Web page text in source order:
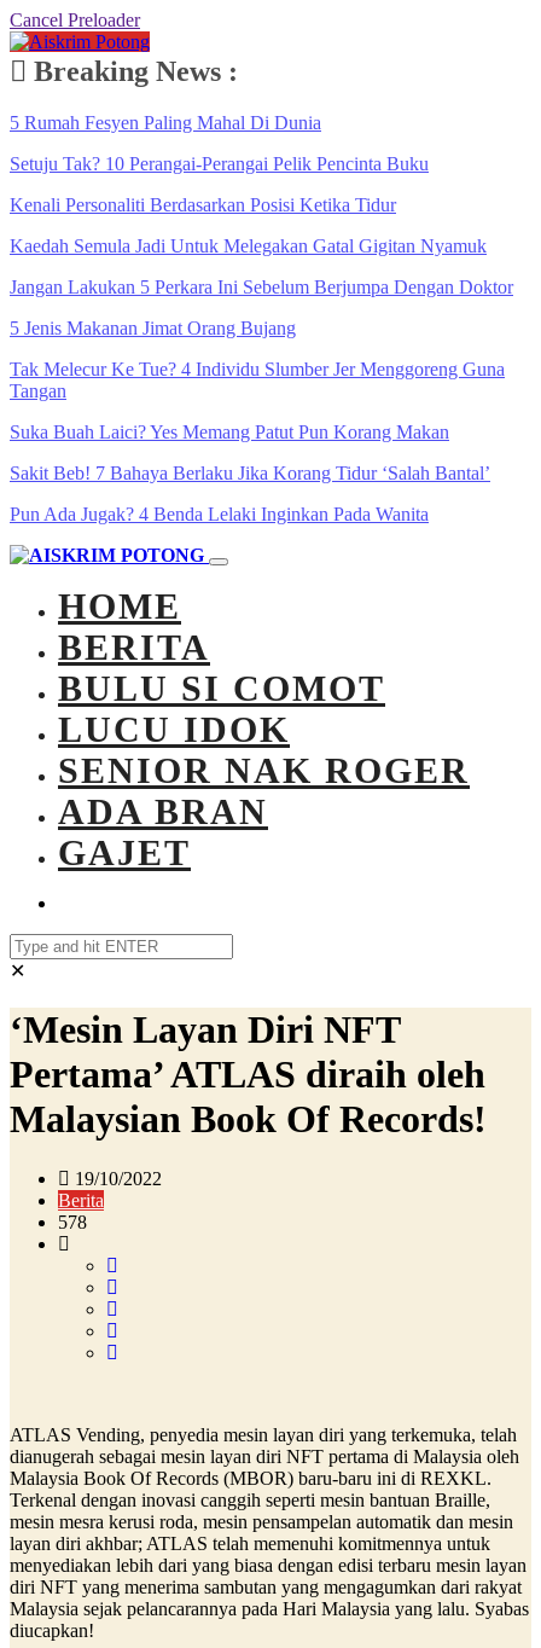
Cancel Preloader
Breaking News :
5 Rumah Fesyen Paling Mahal Di Dunia
Setuju Tak? 10 Perangai-Perangai Pelik Pencinta Buku
Kenali Personaliti Berdasarkan Posisi Ketika Tidur
Kaedah Semula Jadi Untuk Melegakan Gatal Gigitan Nyamuk
Jangan Lakukan 5 Perkara Ini Sebelum Berjumpa Dengan Doktor
5 Jenis Makanan Jimat Orang Bujang
Tak Melecur Ke Tue? 4 Individu Slumber Jer Menggoreng Guna
Tangan
Suka Buah Laici? Yes Memang Patut Pun Korang Makan
Sakit Beb! 7 Bahaya Berlaku Jika Korang Tidur ‘Salah Bantal’
Pun Ada Jugak? 4 Benda Lelaki Inginkan Pada Wanita
HOME
BERITA
BULU SI COMOT
LUCU IDOK
SENIOR NAK ROGER
ADA BRAN
GAJET
✕
‘Mesin Layan Diri NFT
Pertama’ ATLAS diraih oleh
Malaysian Book Of Records!
19/10/2022
Berita
578
ATLAS Vending, penyedia mesin layan diri yang terkemuka, telah
dianugerah sebagai mesin layan diri NFT pertama di Malaysia oleh
Malaysia Book Of Records (MBOR) baru-baru ini di REXKL.
Terkenal dengan inovasi canggih seperti mesin bantuan Braille,
mesin mesra kerusi roda, mesin pensampelan automatik dan mesin
layan diri akhbar; ATLAS telah memenuhi komitmennya untuk
menyediakan lebih dari yang biasa dengan edisi terbaru mesin layan
diri NFT yang menerima sambutan yang mengagumkan dari rakyat
Malaysia sejak pelancarannya pada Hari Malaysia yang lalu. Syabas
diucapkan!